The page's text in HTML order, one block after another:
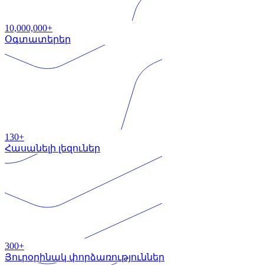
10,000,000+
Օգտատերեր
130+
Հասանելի լեզուներ
300+
Յուրօրինակ փորձառություններ